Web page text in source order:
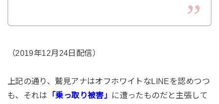
（2019年12月24日配信）
上記の通り、鷲見アナはオフホワイトなLINEを認めつつ
も、それは
「乗っ取り被害」
に遭ったものだと主張して